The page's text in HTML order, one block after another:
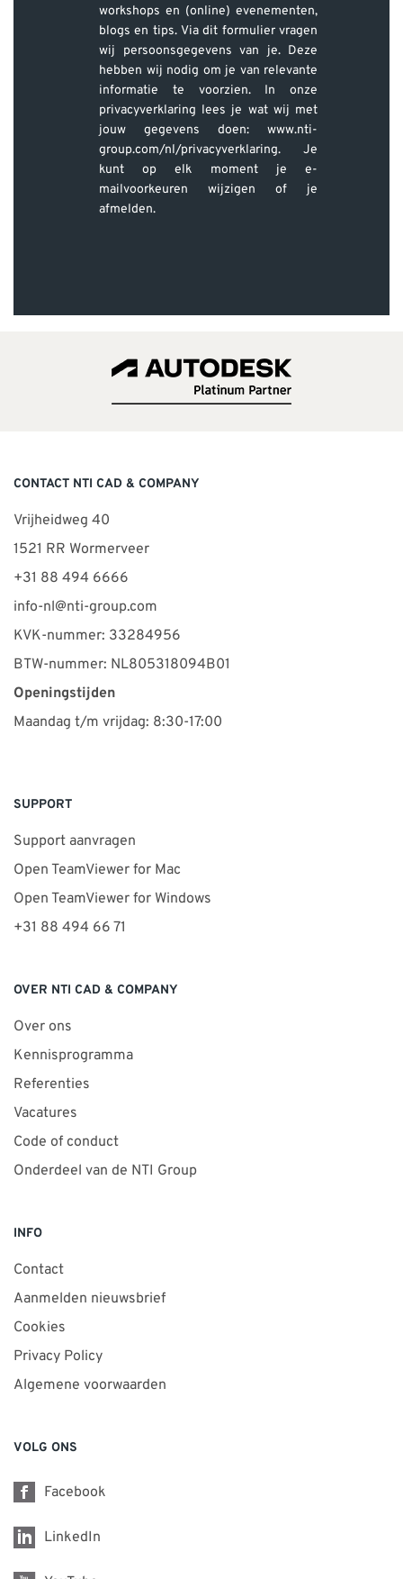
workshops en (online) evenementen,
blogs en tips. Via dit formulier vragen
wij persoonsgegevens van je. Deze
hebben wij nodig om je van relevante
informatie te voorzien. In onze
privacyverklaring lees je wat wij met
jouw gegevens doen: www.nti-
group.com/nl/privacyverklaring. Je
kunt op elk moment je e-
mailvoorkeuren wijzigen of je
afmelden.
CONTACT NTI CAD & COMPANY
Vrijheidweg 40
1521 RR Wormerveer
+31 88 494 6666
info-nl@nti-group.com
KVK-nummer: 33284956
BTW-nummer: NL805318094B01
Openingstijden
Maandag t/m vrijdag: 8:30-17:00
SUPPORT
Support aanvragen
Open TeamViewer for Mac
Open TeamViewer for Windows
+31 88 494 66 71
OVER NTI CAD & COMPANY
Over ons
Kennisprogramma
Referenties
Vacatures
Code of conduct
Onderdeel van de NTI Group
INFO
Contact
Aanmelden nieuwsbrief
Cookies
Privacy Policy
Algemene voorwaarden
VOLG ONS
Facebook
LinkedIn